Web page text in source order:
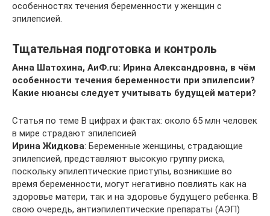
особенностях течения беременности у женщин с
эпилепсией.
Тщательная подготовка и контроль
Анна Шатохина, АиФ.ru: Ирина Александровна, в чём
особенности течения беременности при эпилепсии?
Какие нюансы следует учитывать будущей матери?
Статья по теме В цифрах и фактах: около 65 млн человек
в мире страдают эпилепсией
Ирина Жидкова: Беременные женщины, страдающие
эпилепсией, представляют высокую группу риска,
поскольку эпилептические приступы, возникшие во
время беременности, могут негативно повлиять как на
здоровье матери, так и на здоровье будущего ребенка. В
свою очередь, антиэпилептические препараты (АЭП)